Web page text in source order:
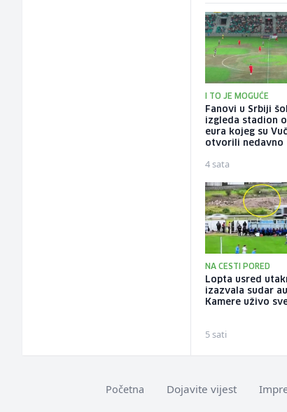
I TO JE MOGUĆE
Fanovi u Srbiji
izgleda stadion
eura kojeg su
otvorili nedavno
4 sata
NA CESTI PORED
Lopta usred
izazvala sudar
Kamere uživo
5 sati
Početna Dojavite vijest